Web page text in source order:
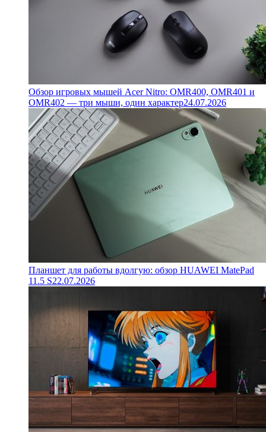
Обзор игровых мышей Acer Nitro: OMR400, OMR401 и
OMR402 — три мыши, один характер24.07.2026
Планшет для работы вдолгую: обзор HUAWEI MatePad
11.5 S22.07.2026